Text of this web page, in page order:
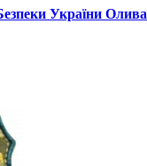
України Олива